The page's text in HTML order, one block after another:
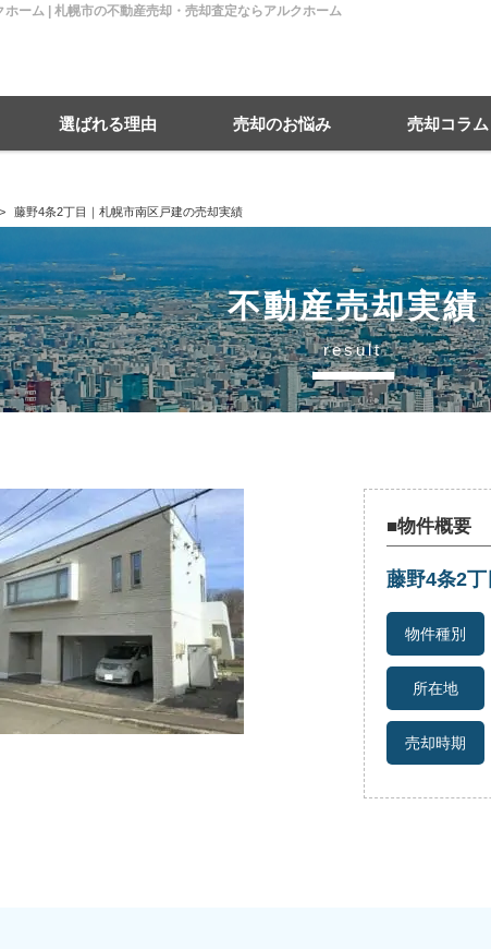
ーム | 札幌市の不動産売却・売却査定ならアルクホーム
選ばれる理由 売却のお悩み
相続 空き家 住宅ロー
売却コラム
売買の費用・税金 豆知識情報
区 札幌市東区 札幌市西区 札幌市中央区
相続 離婚
> 藤野4条2丁目｜札幌市南区戸建の売却実績
不動産売却実績
result
■物件概要
藤野4条2